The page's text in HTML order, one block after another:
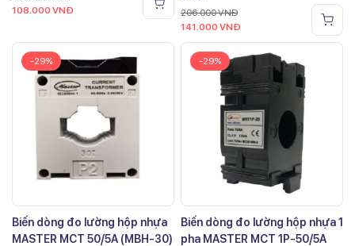
108.000 VNĐ 206.000VNĐ
141.000 VNĐ
-29%
Biến dòng đo lường hộp nhựa
MASTER MCT 50/5A (MBH-30)
-29%
Biến dòng đo lường hộp nhựa 1
pha MASTER MCT 1P-50/5A